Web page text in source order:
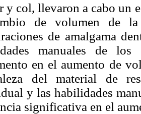
y col, llevaron a cabo un
de volumen de
de amalgama
manuales de
en el aumento de
del material de
y las habilidades
significativa en el